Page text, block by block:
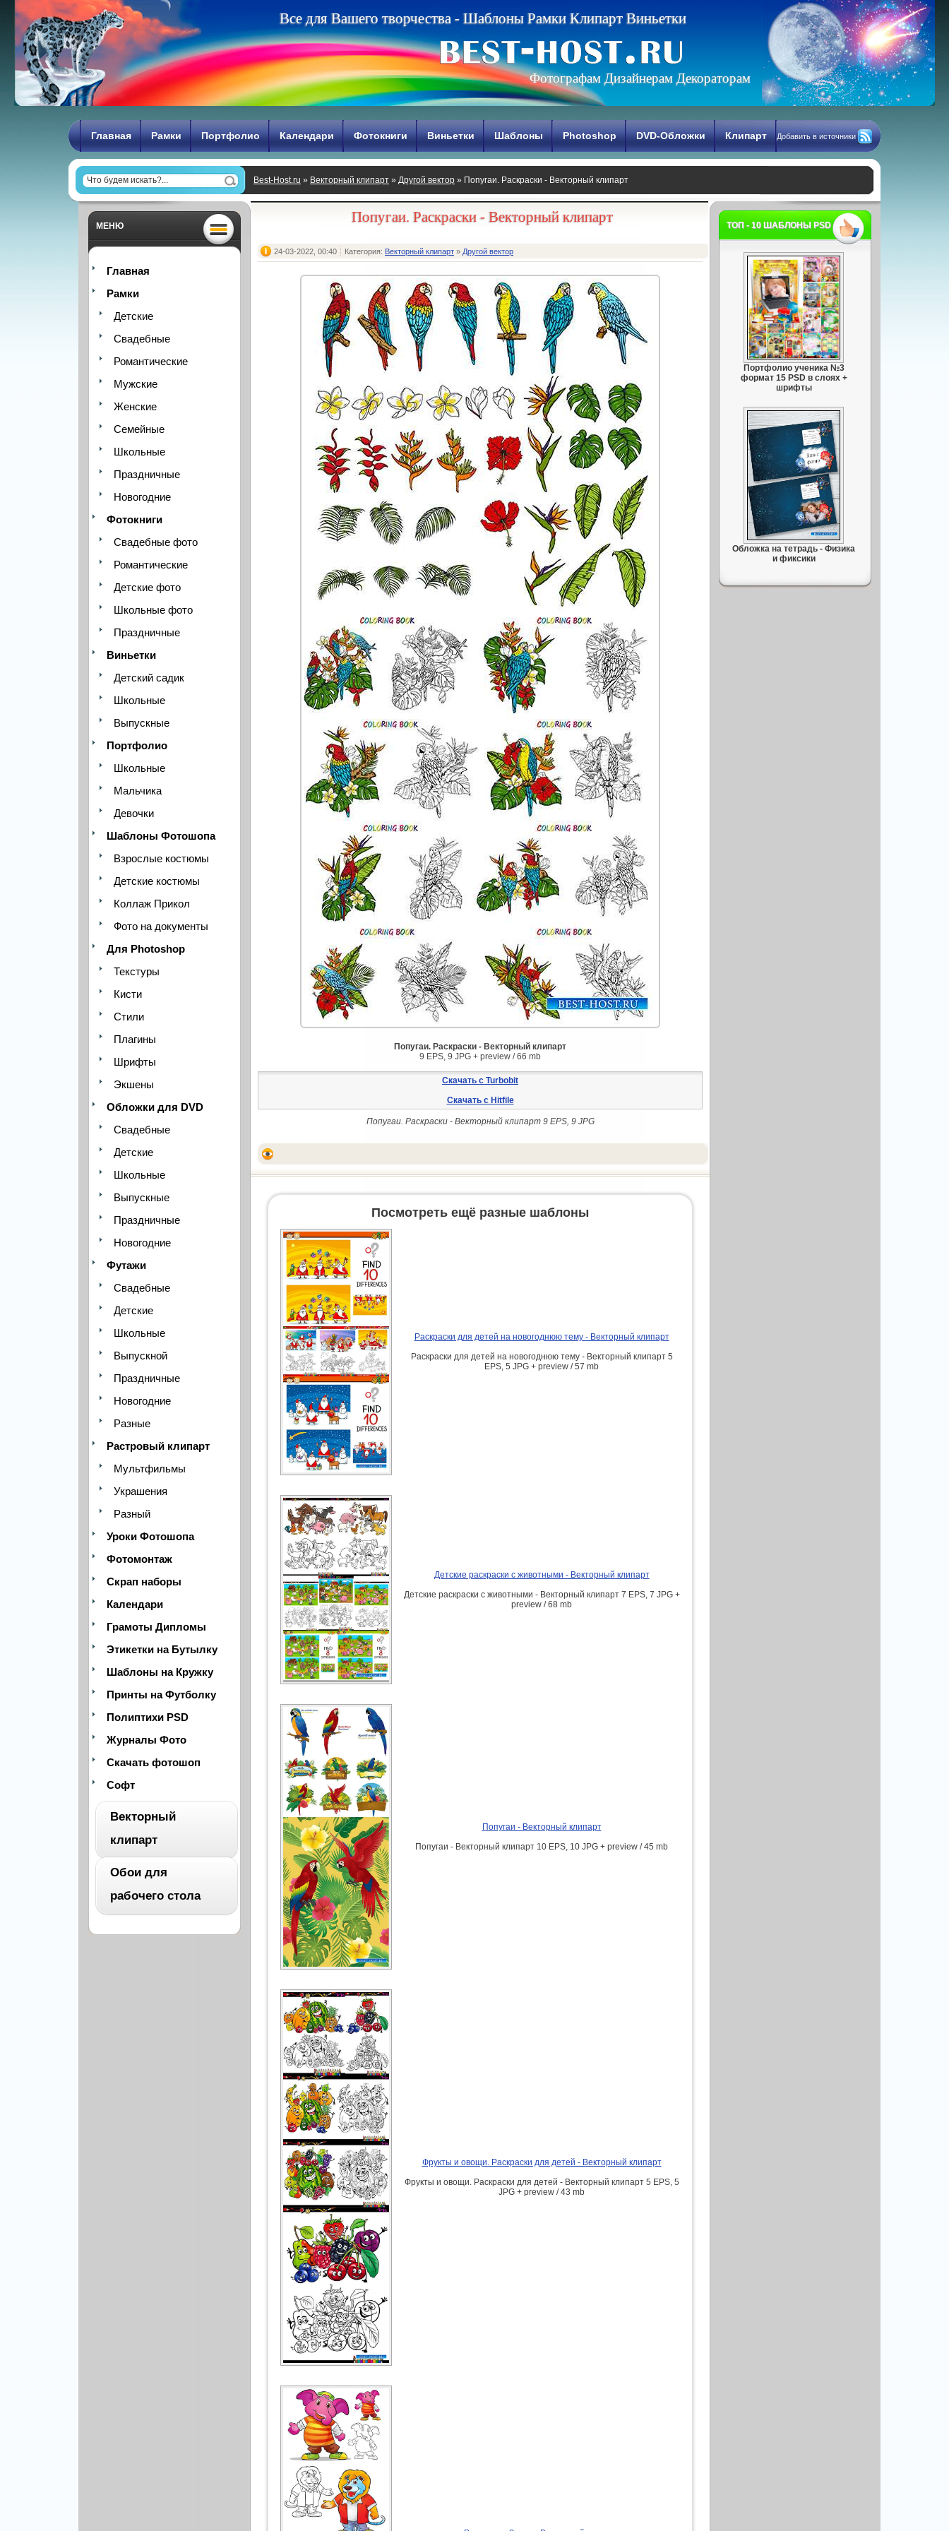
Все для Вашего творчества - Шаблоны Рамки Клипарт Виньетки
Фотографам Дизайнерам Декораторам
Главная Рамки Портфолио Календари Фотокниги Виньетки Шаблоны Photoshop DVD-Обложки Клипарт Добавить в источники
Best-Host.ru » Векторный клипарт » Другой вектор » Попугаи. Раскраски - Векторный клипарт
МЕНЮ
Главная
Рамки
Детские
Свадебные
Романтические
Мужские
Женские
Семейные
Школьные
Праздничные
Новогодние
Фотокниги
Свадебные фото
Романтические
Детские фото
Школьные фото
Праздничные
Виньетки
Детский садик
Школьные
Выпускные
Портфолио
Школьные
Мальчика
Девочки
Шаблоны Фотошопа
Взрослые костюмы
Детские костюмы
Коллаж Прикол
Фото на документы
Для Photoshop
Текстуры
Кисти
Стили
Плагины
Шрифты
Экшены
Обложки для DVD
Свадебные
Детские
Школьные
Выпускные
Праздничные
Новогодние
Футажи
Свадебные
Детские
Школьные
Выпускной
Праздничные
Новогодние
Разные
Растровый клипарт
Мультфильмы
Украшения
Разный
Уроки Фотошопа
Фотомонтаж
Скрап наборы
Календари
Грамоты Дипломы
Этикетки на Бутылку
Шаблоны на Кружку
Принты на Футболку
Полиптихи PSD
Журналы Фото
Скачать фотошоп
Софт
Векторный
клипарт
Архитектура
Обои для
рабочего стола
ВСЕ
Попугаи. Раскраски - Векторный клипарт
24-03-2022, 00:40 Категория: Векторный клипарт » Другой вектор
Попугаи. Раскраски - Векторный клипарт
9 EPS, 9 JPG + preview / 66 mb
Скачать с Turbobit
Скачать с Hitfile
Попугаи. Раскраски - Векторный клипарт 9 EPS, 9 JPG
Посмотреть ещё разные шаблоны
Раскраски для детей на новогоднюю тему - Векторный клипарт
Раскраски для детей на новогоднюю тему - Векторный клипарт 5
EPS, 5 JPG + preview / 57 mb
Детские раскраски с животными - Векторный клипарт
Детские раскраски с животными - Векторный клипарт 7 EPS, 7 JPG +
preview / 68 mb
Попугаи - Векторный клипарт
Попугаи - Векторный клипарт 10 EPS, 10 JPG + preview / 45 mb
Фрукты и овощи. Раскраски для детей - Векторный клипарт
Фрукты и овощи. Раскраски для детей - Векторный клипарт 5 EPS, 5
JPG + preview / 43 mb
ТОП - 10 ШАБЛОНЫ PSD
Портфолио ученика №3
формат 15 PSD в слоях +
шрифты
Обложка на тетрадь - Физика
и фиксики